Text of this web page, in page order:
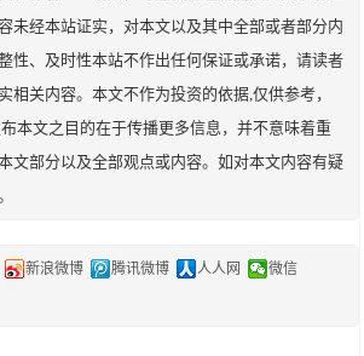
未经本站证实，对本文以及其中全部或者部分内
性、及时性本站不作出任何保证或承诺，请读者
相关内容。本文不作为投资的依据,仅供参考，
本文之目的在于传播更多信息，并不意味着重
文部分以及全部观点或内容。如对本文内容有疑
新浪微博 腾讯微博 人人网
微信